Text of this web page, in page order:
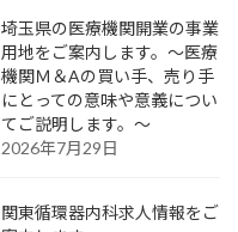
埼玉県の医療機関開業の事業
用地をご案内します。～医療
機関Ｍ＆Aの買い手、売り手
にとっての意味や意義につい
てご説明します。～
2026年7月29日
関東循環器内科求人情報をご